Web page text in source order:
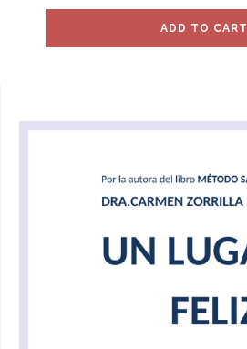
ADD TO CART